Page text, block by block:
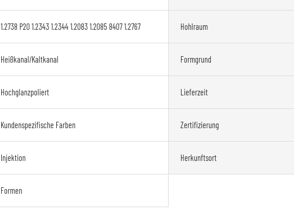
1.2738 P20 1.2343 1.2344 1.2083 1.2085 8407 1.2767 Hohlraum
Heißkanal/Kaltkanal Formgrund
Hochglanzpoliert Lieferzeit
Kundenspezifische Farben Zertifizierung
Injektion Herkunftsort
Formen